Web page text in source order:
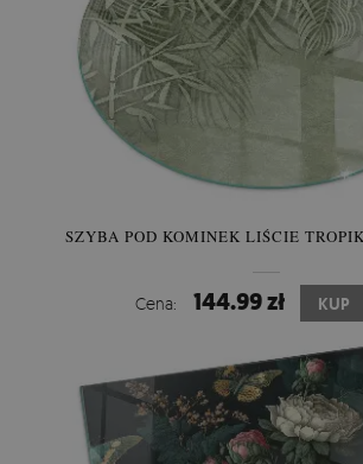
SZYBA POD KOMINEK LIŚCIE
Cena: 144.99 zł KUP